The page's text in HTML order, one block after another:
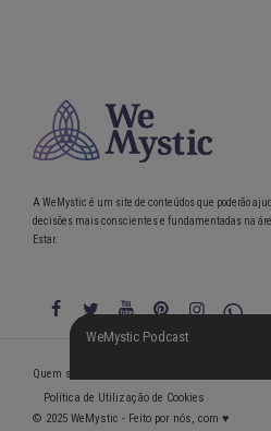
WeMystic Podcast
A WeMystic é um site de conteúdos que poderão
decisões mais conscientes e fundamentadas na
Estar.
WeMystic Podcast
Quem somos
Política de Utilização de Cookies
© 2025 WeMystic - Feito por nós, com ♥